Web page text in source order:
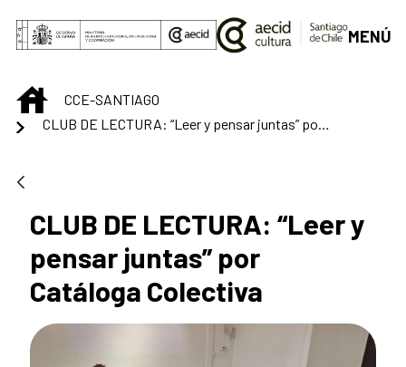
Saltar al contenido principal
MENÚ
INICIOCCE-SANTIAGO
CLUB DE LECTURA: “Leer y
pensar juntas” por
Catáloga Colectiva